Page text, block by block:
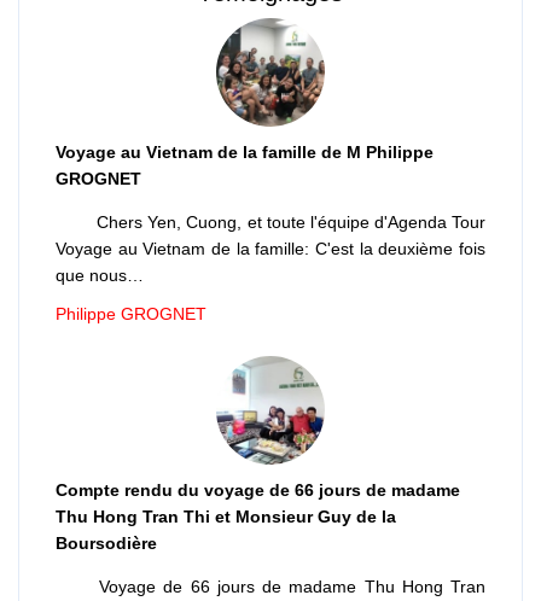
Voyage au Vietnam de la famille de M Philippe
GROGNET
Chers Yen, Cuong, et toute l'équipe d'Agenda Tour
Voyage au Vietnam de la famille: C'est la deuxième fois
que nous…
Philippe GROGNET
Compte rendu du voyage de 66 jours de madame
Thu Hong Tran Thi et Monsieur Guy de la
Boursodière
Voyage de 66 jours de madame Thu Hong Tran